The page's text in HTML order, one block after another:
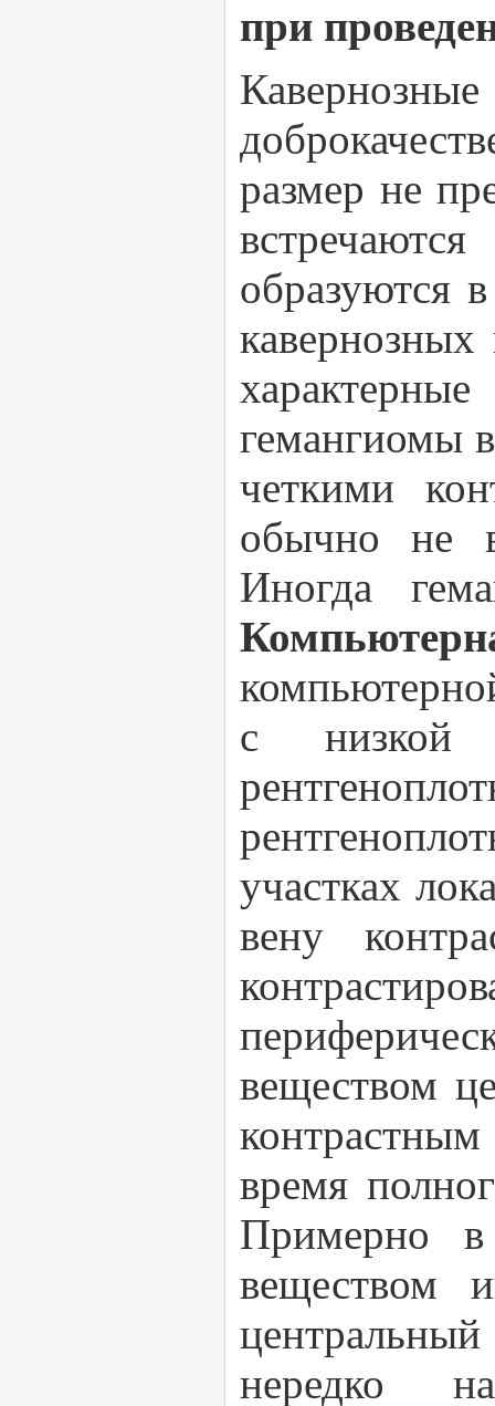
при
размер не
образуются
гемангиомы
четкими
обычно не
Иногда
с низкой
участках
вену
веществом
время
Примерно в
веществом
нередко